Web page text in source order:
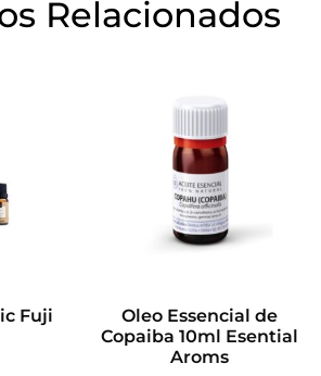
Relacionados
Fuji
Oleo Essencial de
Copaiba 10ml Esential
Aroms